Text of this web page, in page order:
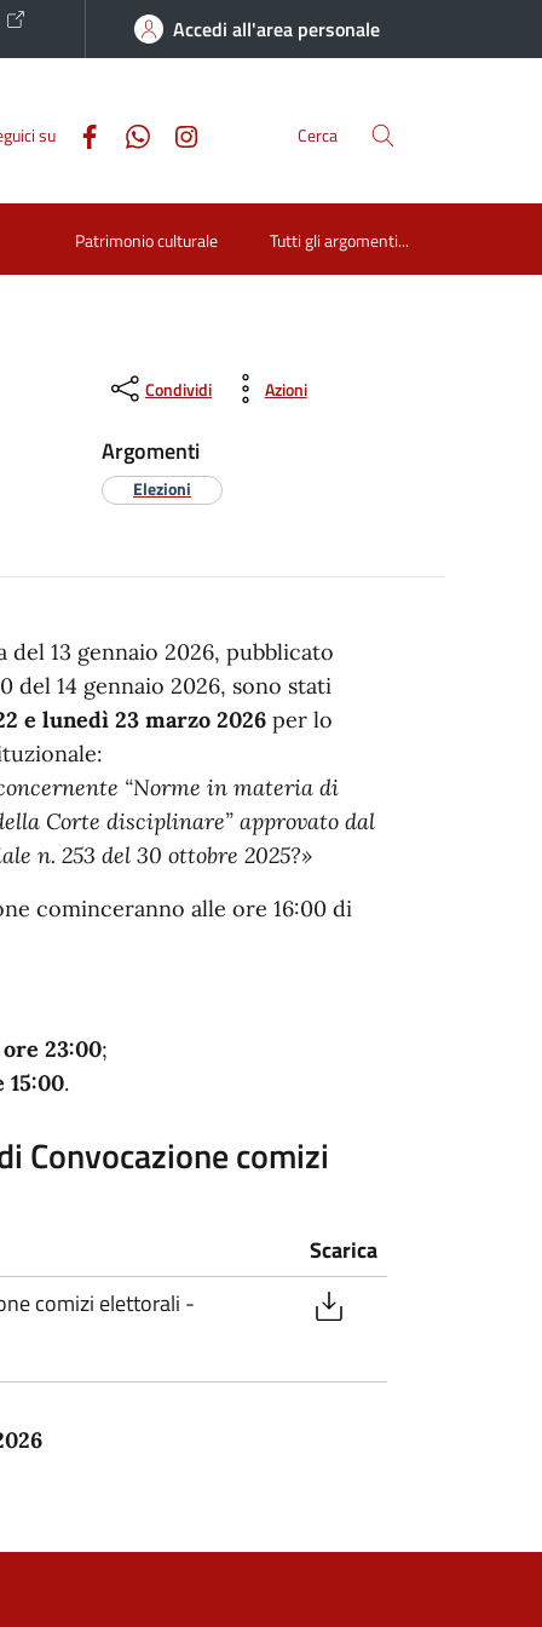
Accedi all'area personale
su Cerca
Patrimonio culturale Tutti gli argomenti...
Condividi Azioni
Argomenti
Elezioni
13 gennaio 2026, pubblicato
del 14 gennaio 2026, sono stati
e lunedì 23 marzo 2026per lo
“Norme in materia di
Corte disciplinare” approvato dal
n. 253 del 30 ottobre 2025?»
cominceranno alle ore 16:00 di
23:00;
15:00.
Convocazione comizi
Scarica
comizi elettorali -